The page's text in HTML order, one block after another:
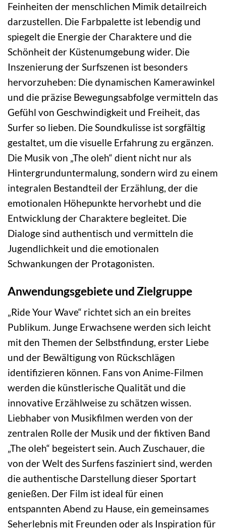
Feinheiten der menschlichen Mimik detailreich
darzustellen. Die Farbpalette ist lebendig und
spiegelt die Energie der Charaktere und die
Schönheit der Küstenumgebung wider. Die
Inszenierung der Surfszenen ist besonders
hervorzuheben: Die dynamischen Kamerawinkel
und die präzise Bewegungsabfolge vermitteln das
Gefühl von Geschwindigkeit und Freiheit, das
Surfer so lieben. Die Soundkulisse ist sorgfältig
gestaltet, um die visuelle Erfahrung zu ergänzen.
Die Musik von „The oleh“ dient nicht nur als
Hintergrunduntermalung, sondern wird zu einem
integralen Bestandteil der Erzählung, der die
emotionalen Höhepunkte hervorhebt und die
Entwicklung der Charaktere begleitet. Die
Dialoge sind authentisch und vermitteln die
Jugendlichkeit und die emotionalen
Schwankungen der Protagonisten.
Anwendungsgebiete und Zielgruppe
„Ride Your Wave“ richtet sich an ein breites
Publikum. Junge Erwachsene werden sich leicht
mit den Themen der Selbstfindung, erster Liebe
und der Bewältigung von Rückschlägen
identifizieren können. Fans von Anime-Filmen
werden die künstlerische Qualität und die
innovative Erzählweise zu schätzen wissen.
Liebhaber von Musikfilmen werden von der
zentralen Rolle der Musik und der fiktiven Band
„The oleh“ begeistert sein. Auch Zuschauer, die
von der Welt des Surfens fasziniert sind, werden
die authentische Darstellung dieser Sportart
genießen. Der Film ist ideal für einen
entspannten Abend zu Hause, ein gemeinsames
Seherlebnis mit Freunden oder als Inspiration für